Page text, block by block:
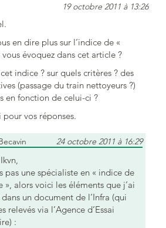
19 octobre 2011 à 13:26
en dire plus sur l’indice de «
vous évoquez dans cet article ?
indice ? sur quels critères ? des
(passage du train nettoyeurs ?)
en fonction de celui-ci ?
pour vos réponses.
24 octobre 2011 à 16:29
pas une spécialiste en « indice de
», alors voici les éléments que j’ai
un document de l’Infra (qui
relevés via l’Agence d’Essai
: